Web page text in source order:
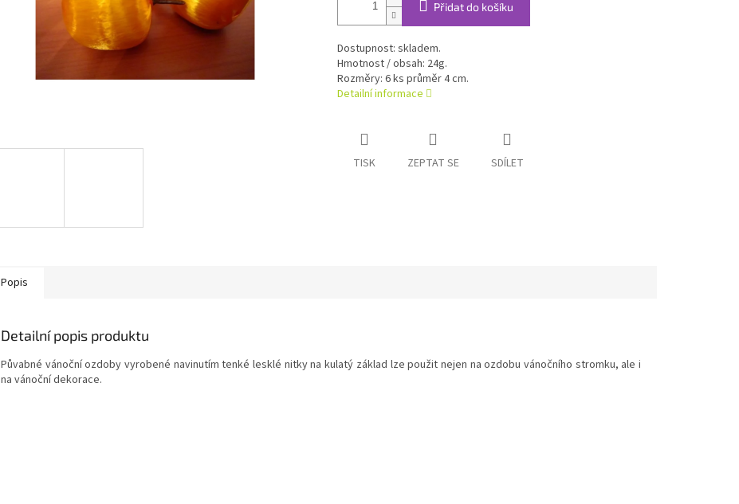
Přidat do košíku
Dostupnost: skladem.
Hmotnost / obsah: 24g.
Rozměry: 6 ks průměr 4 cm.
Detailní informace
TISK ZEPTAT SE SDÍLET
Popis
Detailní popis produktu
Půvabné vánoční ozdoby vyrobené navinutím tenké lesklé nitky na kulatý základ lze použit nejen na ozdobu vánočního stromku, ale i
na vánoční dekorace.